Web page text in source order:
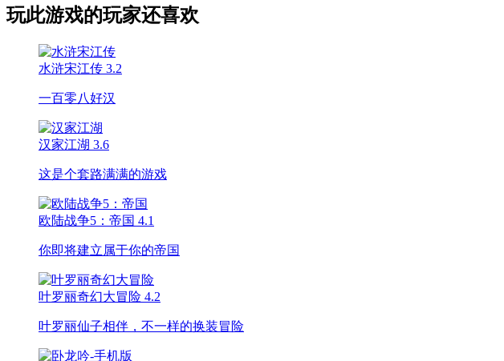
玩此游戏的玩家还喜欢
水浒宋江传 3.2
一百零八好汉
汉家江湖 3.6
这是个套路满满的游戏
欧陆战争5：帝国 4.1
你即将建立属于你的帝国
叶罗丽奇幻大冒险 4.2
叶罗丽仙子相伴，不一样的换装冒险